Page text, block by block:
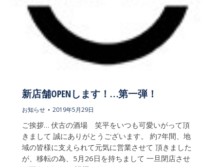
新店舗OPENします！…第一弾！
お知らせ 2019年5月29日
ご挨拶… 伏古の酒場 笑平をいつも可愛いがって頂
きまして 誠にありがとうございます。 約7年間、地
域の皆様に支えられて元気に営業させて 頂きました
が、移転の為、5月26日を持ちまして 一旦閉店させ